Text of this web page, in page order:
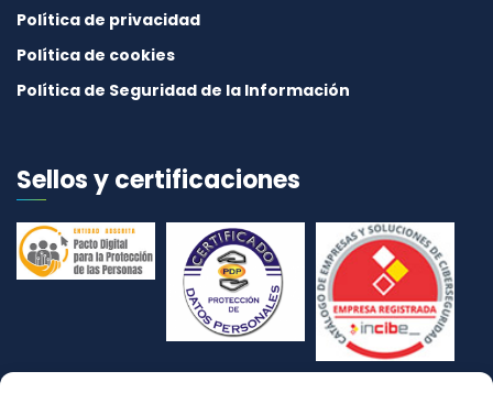
Política de privacidad
Política de cookies
Política de Seguridad de la Información
Sellos y certificaciones